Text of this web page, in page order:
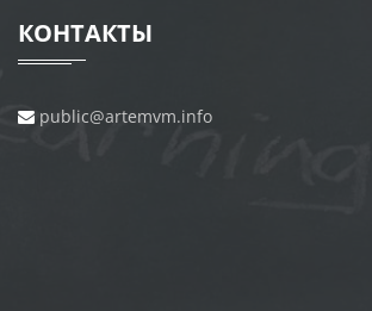
КОНТАКТЫ
public@artemvm.info